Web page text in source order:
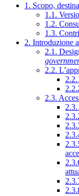
1. Scopo,
1.1.
1.2.
1.3.
2. Introduzione
2.1.
2.2.
2.3.